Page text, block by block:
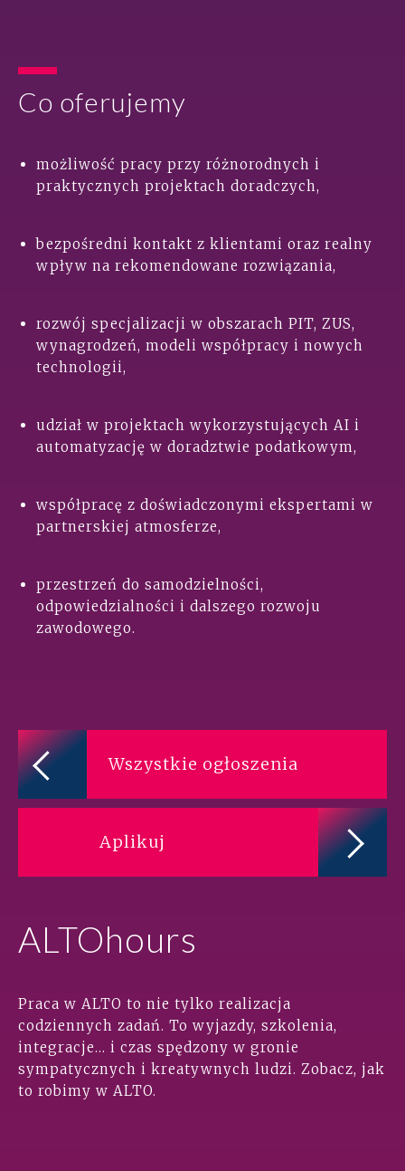
Co oferujemy
możliwość pracy przy różnorodnych i
praktycznych projektach doradczych,
bezpośredni kontakt z klientami oraz realny
wpływ na rekomendowane rozwiązania,
rozwój specjalizacji w obszarach PIT, ZUS,
wynagrodzeń, modeli współpracy i nowych
technologii,
udział w projektach wykorzystujących AI i
automatyzację w doradztwie podatkowym,
współpracę z doświadczonymi ekspertami w
partnerskiej atmosferze,
przestrzeń do samodzielności,
odpowiedzialności i dalszego rozwoju
zawodowego.
Wszystkie ogłoszenia
Aplikuj
ALTOhours
Praca w ALTO to nie tylko realizacja
codziennych zadań. To wyjazdy, szkolenia,
integracje… i czas spędzony w gronie
sympatycznych i kreatywnych ludzi. Zobacz, jak
to robimy w ALTO.